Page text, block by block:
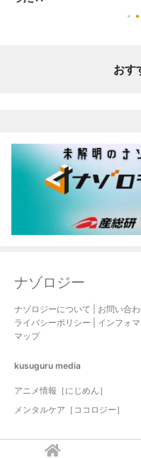
おす
ナゾロジー
ナゾロジーについて お問い合
ライバシーポリシー
インフォ
マップ
kusuguru media
アニメ情報［にじめん］
メンタルケア［ココロジー］
© 2017-2026 nazology. all rights